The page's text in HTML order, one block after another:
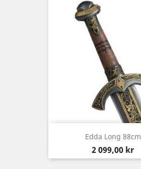
Edda Long 88cm
Pris
2 099,00 kr